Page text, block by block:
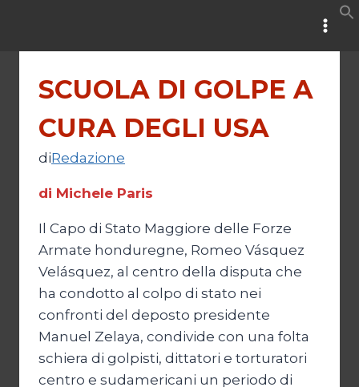
contenuto
SCUOLA DI GOLPE A
CURA DEGLI USA
diRedazione
di Michele Paris
Il Capo di Stato Maggiore delle Forze
Armate honduregne, Romeo Vásquez
Velásquez, al centro della disputa che
ha condotto al colpo di stato nei
confronti del deposto presidente
Manuel Zelaya, condivide con una folta
schiera di golpisti, dittatori e torturatori
centro e sudamericani un periodo di